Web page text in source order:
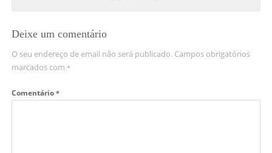
Deixe um comentário
O seu endereço de email não será publicado. Campos obrigatórios
marcados com *
Comentário *